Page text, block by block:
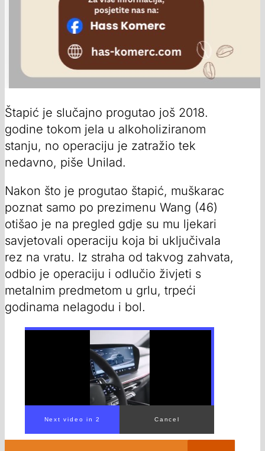
Štapić je slučajno progutao još 2018.
godine tokom jela u alkoholiziranom
stanju, no operaciju je zatražio tek
nedavno, piše Unilad.
Nakon što je progutao štapić, muškarac
poznat samo po prezimenu Wang (46)
otišao je na pregled gdje su mu ljekari
savjetovali operaciju koja bi uključivala
rez na vratu. Iz straha od takvog zahvata,
odbio je operaciju i odlučio živjeti s
metalnim predmetom u grlu, trpeći
godinama nelagodu i bol.